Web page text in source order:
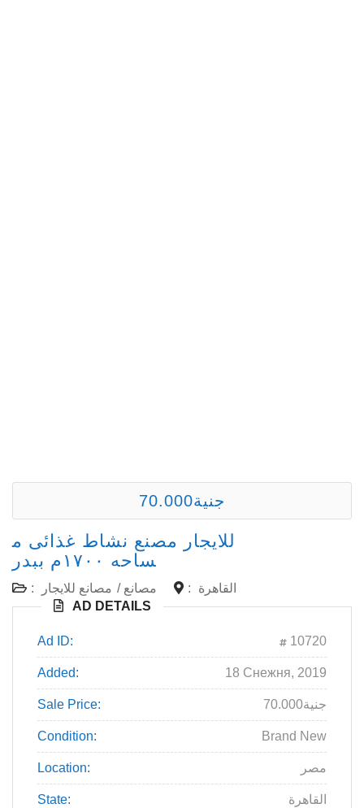
70.000جنية
للايجار مصنع نشاط غذائى م
ساحه ١٧٠٠م ببدر
: مصانع / مصانع للايجار :
القاهرة
AD DETAILS
Ad ID: 10720
Added: 18 Снежня, 2019
Sale Price: 70.000جنية
Condition: Brand New
Location: مصر
State: القاهرة